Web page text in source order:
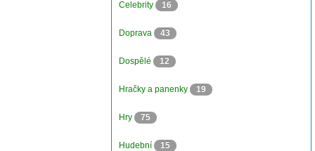
Celebrity 16
Doprava 43
Dospělé 12
Hračky a panenky 19
Hry 75
Hudební 15